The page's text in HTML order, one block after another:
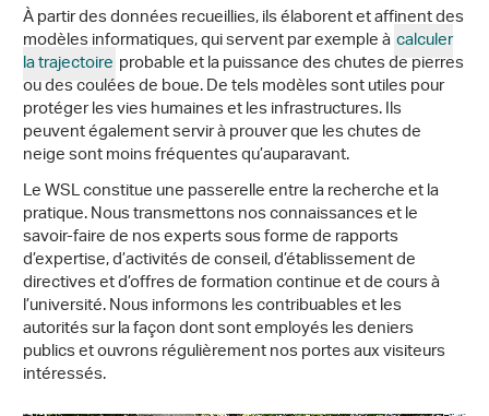
À partir des données recueillies, ils élaborent et affinent des
modèles informatiques, qui servent par exemple àcalculer
la trajectoire probable et la puissance des chutes de pierres
ou des coulées de boue. De tels modèles sont utiles pour
protéger les vies humaines et les infrastructures. Ils
peuvent également servir à prouver que les chutes de
neige sont moins fréquentes qu’auparavant.
Le WSL constitue une passerelle entre la recherche et la
pratique. Nous transmettons nos connaissances et le
savoir-faire de nos experts sous forme de rapports
d’expertise, d’activités de conseil, d’établissement de
directives et d’offres de formation continue et de cours à
l’université. Nous informons les contribuables et les
autorités sur la façon dont sont employés les deniers
publics et ouvrons régulièrement nos portes aux visiteurs
intéressés.